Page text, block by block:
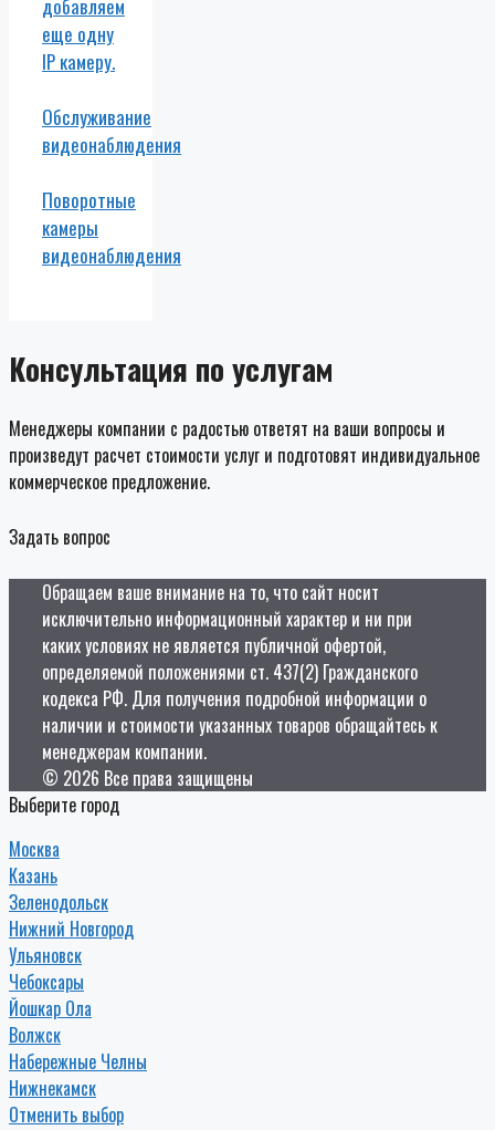
добавляем
еще одну
IP камеру.
Обслуживание
видеонаблюдения
Поворотные
камеры
видеонаблюдения
Консультация по услугам
Менеджеры компании с радостью ответят на ваши вопросы и
произведут расчет стоимости услуг и подготовят индивидуальное
коммерческое предложение.
Задать вопрос
Обращаем ваше внимание на то, что сайт носит
исключительно информационный характер и ни при
каких условиях не является публичной офертой,
определяемой положениями ст. 437(2) Гражданского
кодекса РФ. Для получения подробной информации о
наличии и стоимости указанных товаров обращайтесь к
менеджерам компании.
© 2026 Все права защищены
Выберите город
Москва
Казань
Зеленодольск
Нижний Новгород
Ульяновск
Чебоксары
Йошкар Ола
Волжск
Набережные Челны
Нижнекамск
Отменить выбор